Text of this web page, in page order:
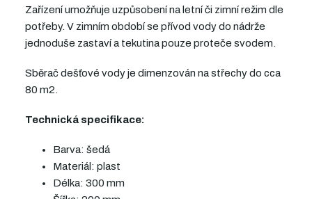
Zařízení umožňuje uzpůsobení na letní či zimní režim dle
potřeby. V zimním období se přívod vody do nádrže
jednoduše zastaví a tekutina pouze proteče svodem.
Sběrač dešťové vody je dimenzován na střechy do cca
80 m2.
Technická specifikace:
Barva: šedá
Materiál: plast
Délka: 300 mm